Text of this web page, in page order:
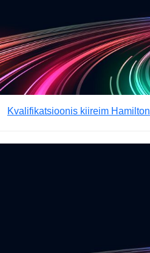
Kvalifikatsioonis kiireim Hamilton